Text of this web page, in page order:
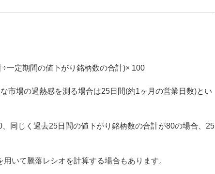
一定期間の値下がり銘柄数の合計)× 100
市場の過熱感を測る場合は25日間(約1ヶ月の営業日数)とい
同じく過去25日間の値下がり銘柄数の合計が80の場合、25
いて騰落レシオを計算する場合もあります。